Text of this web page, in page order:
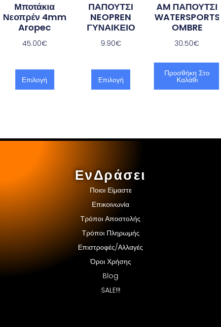
Μποτάκια
Νεοπρέν 4mm
Aropec
45.00€
Επιλογή
ΠΑΠΟΥΤΣΙ
NEOPREN
ΓΥΝΑΙΚΕΙΟ
9.90€
Επιλογή
AM ΠΑΠΟΥΤΣΙ
WATERSPORTS
OMBRE
30.50€
Προσθήκη Στο
Καλάθι
ΕνΔράσει
Ποιοι Είμαστε
Επικοινωνία
Τρόποι Αποστολής
Τρόποι Πληρωμής
Επιστροφές/Αλλαγές
Όροι Χρήσης
Blog
SALE!!!